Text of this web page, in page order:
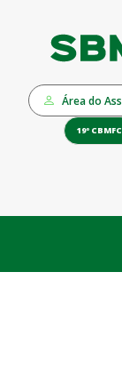
Área do
19º CBMFC